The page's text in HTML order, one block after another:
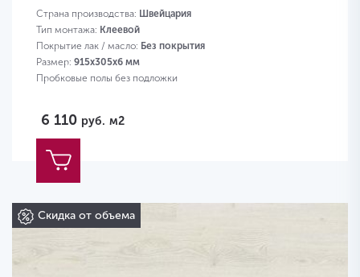
Страна производства: Швейцария
Тип монтажа: Клеевой
Покрытие лак / масло: Без покрытия
Размер: 915х305х6 мм
Пробковые полы без подложки
6 110 руб. м2
Скидка от объема